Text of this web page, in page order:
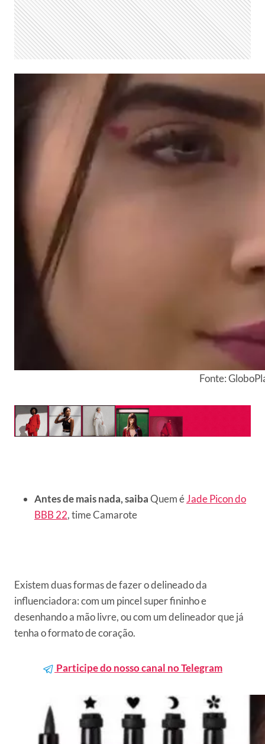
Fonte:
Antes de mais nada, saibaQuem éJade Picon do
BBB 22, time Camarote
Existem duas formas de fazer o delineado da
influenciadora: com um pincel super fininho e
desenhando a mão livre, ou com um delineador que já
tenha o formato de coração.
Participe do nosso canal no Telegram